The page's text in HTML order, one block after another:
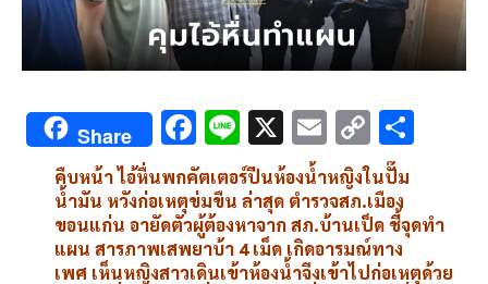
Share F
ac
e
b
o
Li
n
e
X E
m
ai
l
C
o
py
Li
n
e
คืบหน้า ไอ้หื่นพกคัตเตอร์ปีนห้องน้ำหญิงในปั๊ม
น้ำมัน หวังก่อเหตุข่มขืน ล่าสุด ตำรวจสภ.เมือง
ขอนแก่น อายัดตัวผู้ต้องหาจาก สภ.บ้านเป็ด ชี้จุดทำ
แผน สารภาพเสพยาบ้า 4 เม็ด เกิดอารมณ์ทาง
เพศ เห็นหญิงสาวเดินเข้าห้องน้ำจึงเข้าไปก่อเหตุด้วย